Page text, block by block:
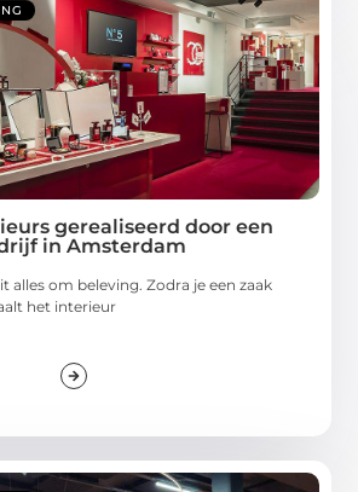
gerealiseerd door een
in Amsterdam
alles om beleving. Zodra je een zaak
het interieur